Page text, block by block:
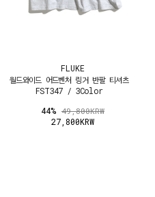
FLUKE
월드와이드 어드벤처 링거 반팔 티셔츠
FST347 / 3Color
44% 49,800KRW
27,800KRW